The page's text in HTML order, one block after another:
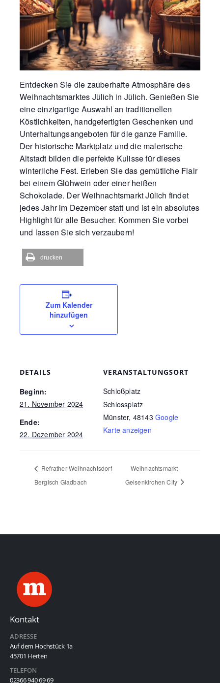
Entdecken Sie die zauberhafte Atmosphäre des
Weihnachtsmarktes Jülich in Jülich. Genießen Sie
eine einzigartige Auswahl an traditionellen
Köstlichkeiten, handgefertigten Geschenken und
Unterhaltungsangeboten für die ganze Familie.
Der historische Marktplatz und die malerische
Altstadt bilden die perfekte Kulisse für dieses
winterliche Fest. Erleben Sie das gemütliche Flair
bei einem Glühwein oder einer heißen
Schokolade. Der Weihnachtsmarkt Jülich findet
jedes Jahr im Dezember statt und ist ein absolutes
Highlight für alle Besucher. Kommen Sie vorbei
und lassen Sie sich verzaubern!
drucken
Zum Kalender
hinzufügen
DETAILS
Beginn:
21. November 2024
Ende:
22. Dezember 2024
VERANSTALTUNGSORT
Schloßplatz
Schlossplatz
Münster, 48143 Google
Karte anzeigen
Refrather Weihnachtsdorf
Bergisch Gladbach
Weihnachtsmarkt
Gelsenkirchen City
Kontakt
ADRESSE
Auf dem Hochstück 1a
45701 Herten
TELEFON
02366 940 69 69